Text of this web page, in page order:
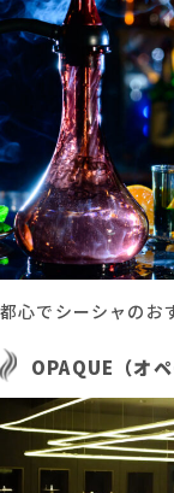
都心でシーシャのお
OPAQUE（オペ